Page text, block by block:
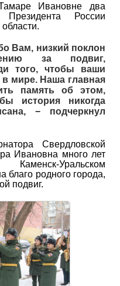
Ивановне два
Президента России
Вам, низкий поклон
за подвиг,
того, чтобы ваши
мире. Наша главная
память об этом,
история никогда
− подчеркнул
Свердловской
Ивановна много лет
Уральском
благо родного города,
подвиг.